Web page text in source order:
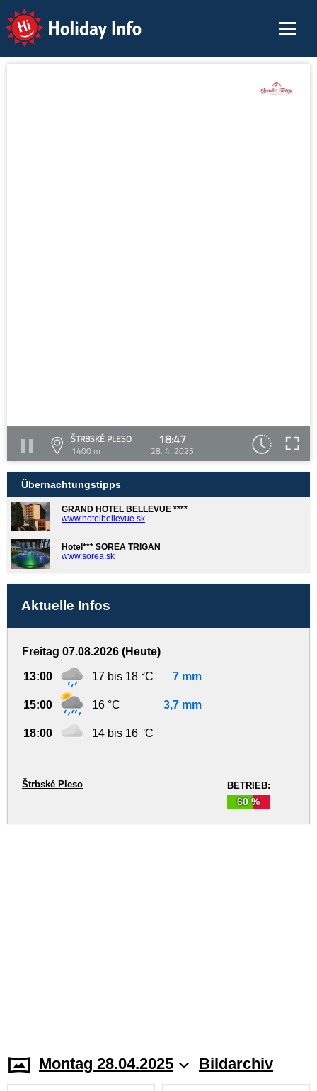
Holiday Info
ŠTRBSKÉ PLESO
1400 m
18:47
28. 4. 2025
Übernachtungstipps
GRAND HOTEL BELLEVUE ****
www.hotelbellevue.sk
Hotel*** SOREA TRIGAN
www.sorea.sk
Aktuelle Infos
Freitag 07.08.2026 (Heute)
13:00 17 bis 18 °C 7 mm
15:00 16 °C 3,7 mm
18:00 14 bis 16 °C
BETRIEB:
60 %
Štrbské Pleso
Montag 28.04.2025 Bildarchiv